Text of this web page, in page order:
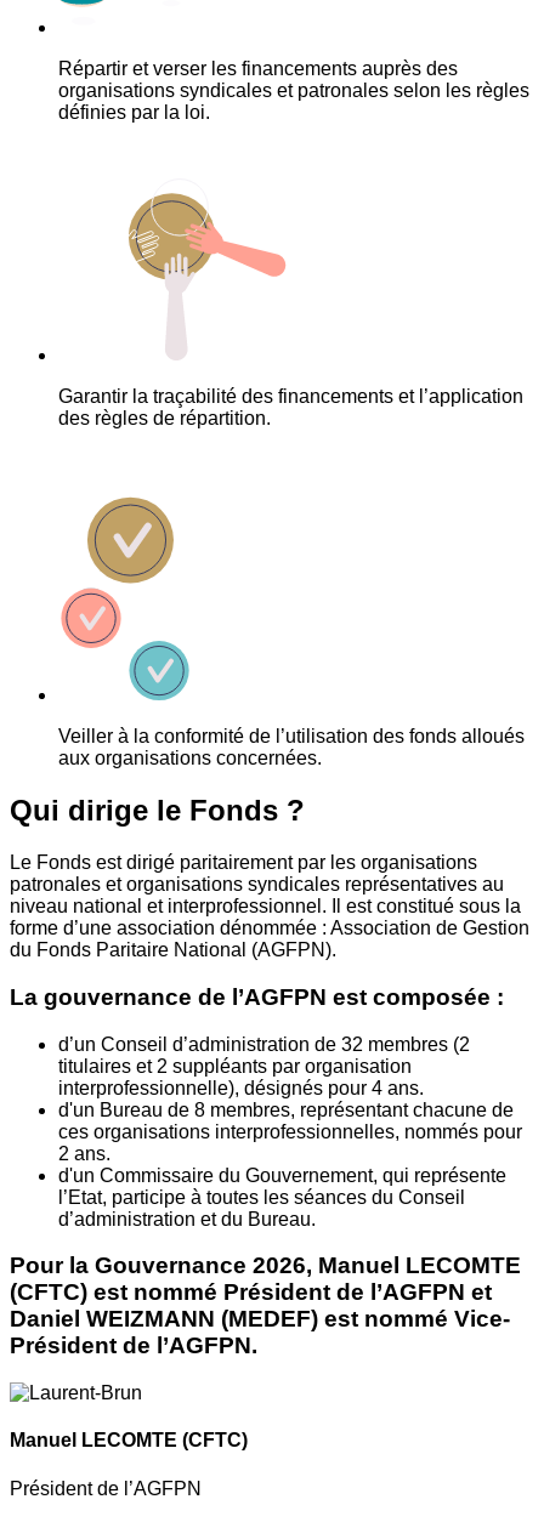
Répartir et verser les financements auprès des
organisations syndicales et patronales selon les règles
définies par la loi.
Garantir la traçabilité des financements et l’application
des règles de répartition.
Veiller à la conformité de l’utilisation des fonds alloués
aux organisations concernées.
Qui dirige le Fonds ?
Le Fonds est dirigé paritairement par les organisations
patronales et organisations syndicales représentatives au
niveau national et interprofessionnel. Il est constitué sous la
forme d’une association dénommée : Association de Gestion
du Fonds Paritaire National (AGFPN).
La gouvernance de l’AGFPN est composée :
d’un Conseil d’administration de 32 membres (2
titulaires et 2 suppléants par organisation
interprofessionnelle), désignés pour 4 ans.
d'un Bureau de 8 membres, représentant chacune de
ces organisations interprofessionnelles, nommés pour
2 ans.
d'un Commissaire du Gouvernement, qui représente
l’Etat, participe à toutes les séances du Conseil
d’administration et du Bureau.
Pour la Gouvernance 2026, Manuel LECOMTE
(CFTC) est nommé Président de l’AGFPN et
Daniel WEIZMANN (MEDEF) est nommé Vice-
Président de l’AGFPN.
Manuel LECOMTE (CFTC)
Président de l’AGFPN